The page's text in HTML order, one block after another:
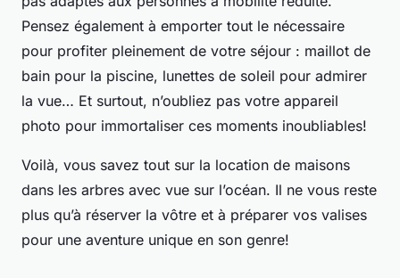
Pensez également à emporter tout le nécessaire
pour profiter pleinement de votre séjour : maillot de
bain pour la piscine, lunettes de soleil pour admirer
la vue… Et surtout, n’oubliez pas votre appareil
photo pour immortaliser ces moments inoubliables!
Voilà, vous savez tout sur la location de maisons
dans les arbres avec vue sur l’océan. Il ne vous reste
plus qu’à réserver la vôtre et à préparer vos valises
pour une aventure unique en son genre!